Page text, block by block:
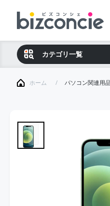
カテゴリ一覧
ホーム パソコン関連用